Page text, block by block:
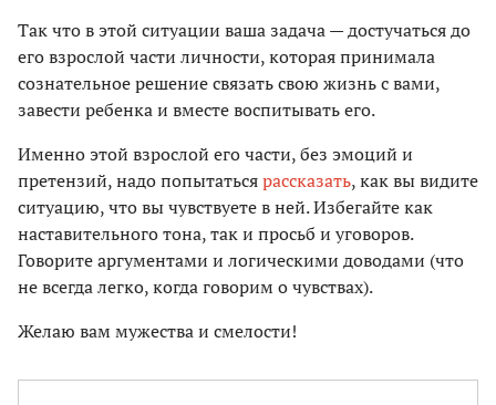
Так что в этой ситуации ваша задача — достучаться до
его взрослой части личности, которая принимала
сознательное решение связать свою жизнь с вами,
завести ребенка и вместе воспитывать его.
Именно этой взрослой его части, без эмоций и
претензий, надо попытатьсярассказать, как вы видите
ситуацию, что вы чувствуете в ней. Избегайте как
наставительного тона, так и просьб и уговоров.
Говорите аргументами и логическими доводами (что
не всегда легко, когда говорим о чувствах).
Желаю вам мужества и смелости!